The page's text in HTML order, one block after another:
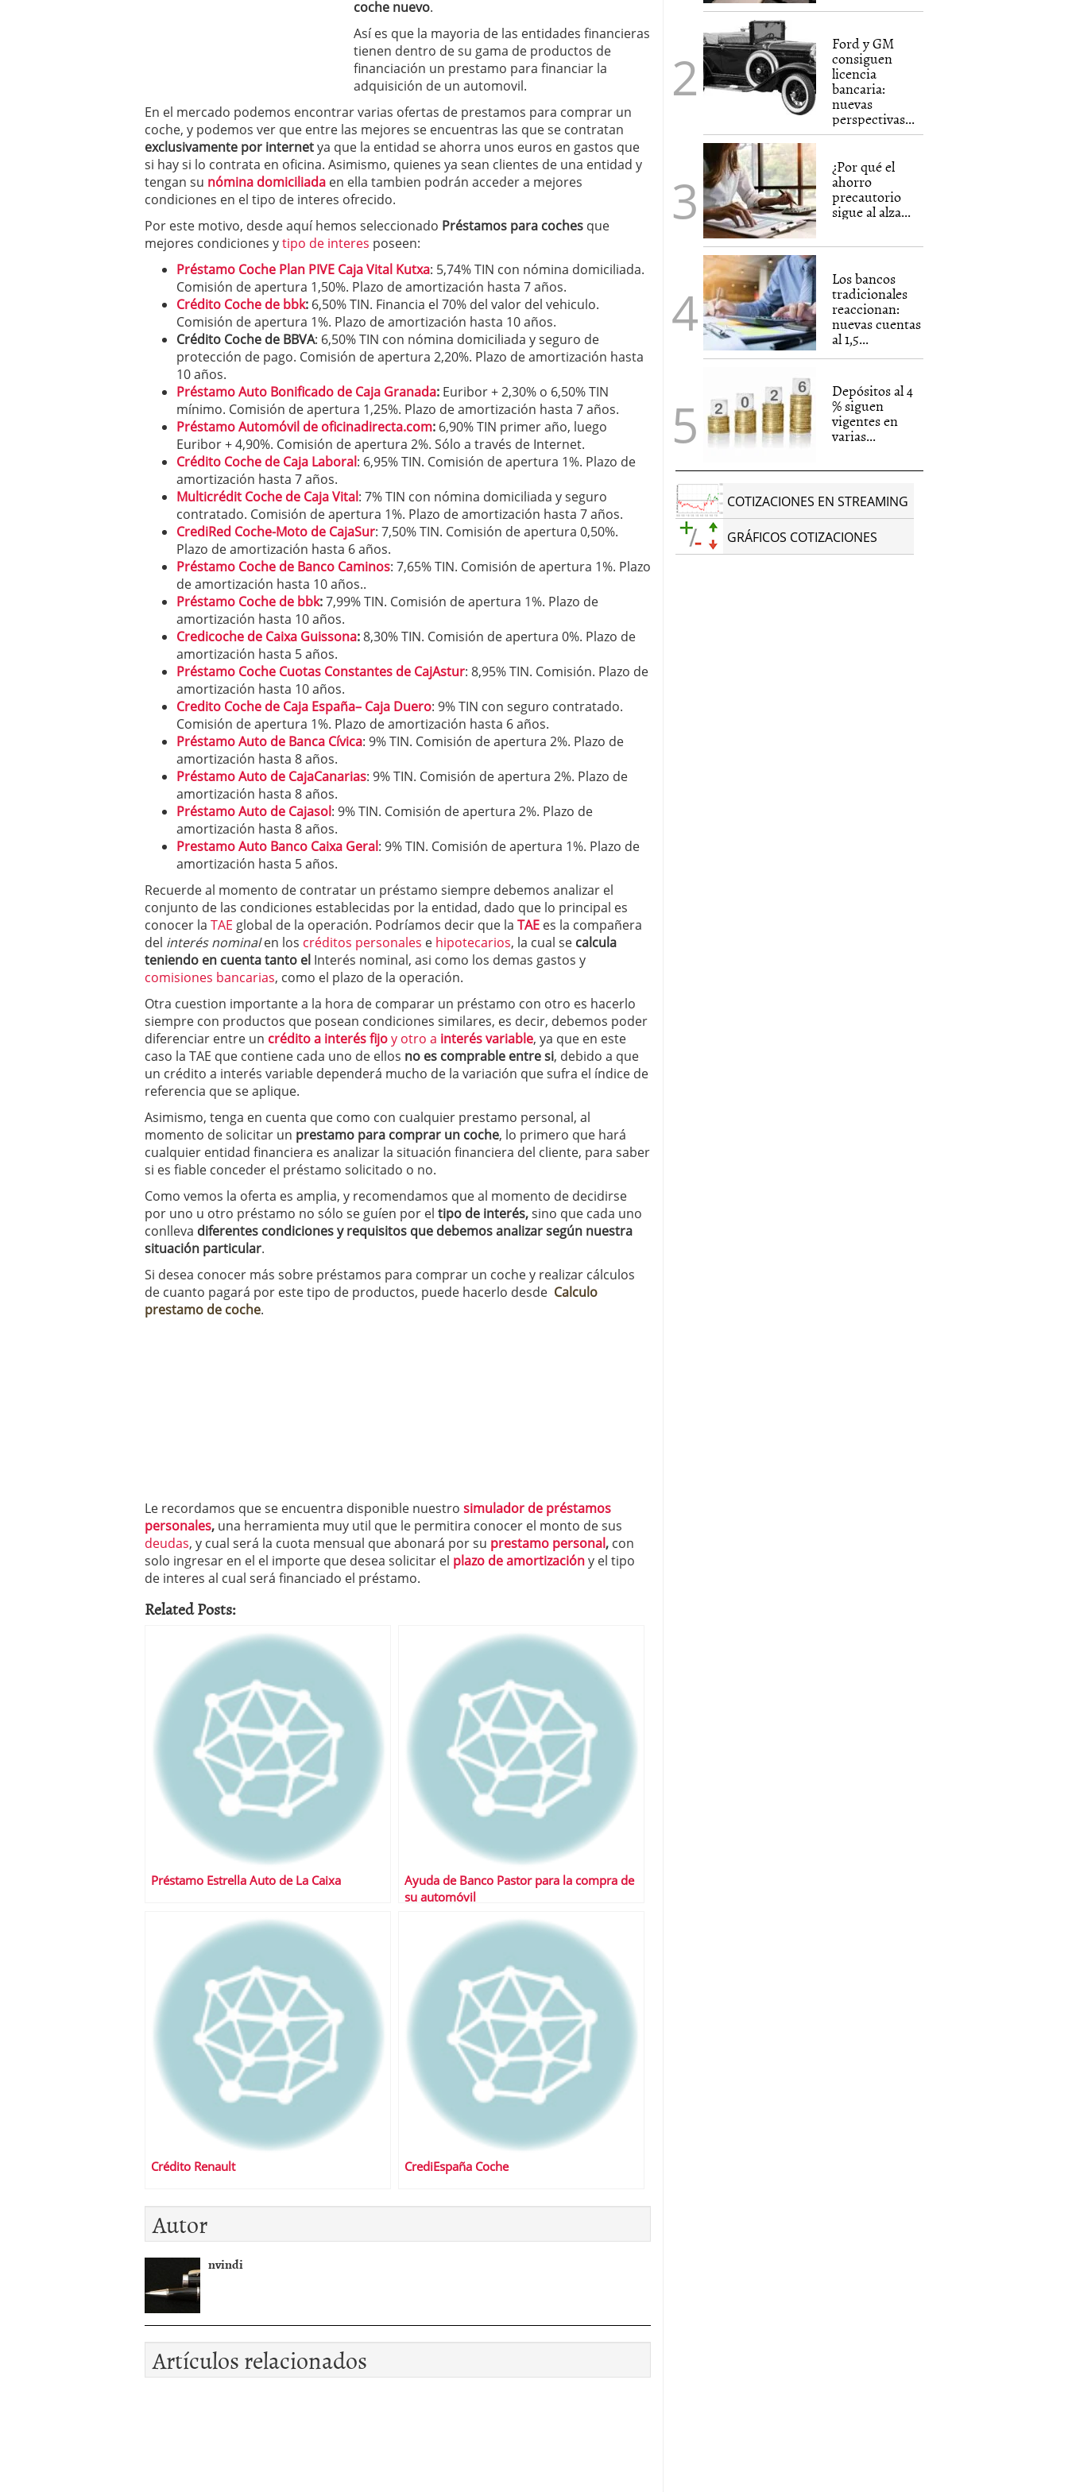
09/01/2026
coche nuevo.
Así es que la mayoria de las entidades financieras
tienen dentro de su gama de productos de
financiación un prestamo para financiar la
adquisición de un automovil.
En el mercado podemos encontrar varias ofertas de prestamos para comprar un
coche, y podemos ver que entre las mejores se encuentras las que se contratan
exclusivamente por internetya que la entidad se ahorra unos euros en gastos que
si hay si lo contrata en oficina. Asimismo, quienes ya sean clientes de una entidad y
tengan su nómina domiciliada en ella tambien podrán acceder a mejores
condiciones en el tipo de interes ofrecido.
Por este motivo, desde aquí hemos seleccionado Préstamos para coches que
mejores condiciones ytipo de interes poseen:
Préstamo Coche Plan PIVE Caja Vital Kutxa: 5,74% TIN con nómina domiciliada.
Comisión de apertura 1,50%. Plazo de amortización hasta 7 años.
Crédito Coche de bbk: 6,50% TIN. Financia el 70% del valor del vehiculo.
Comisión de apertura 1%. Plazo de amortización hasta 10 años.
Crédito Coche de BBVA: 6,50% TIN con nómina domiciliada y seguro de
protección de pago. Comisión de apertura 2,20%. Plazo de amortización hasta
10 años.
Préstamo Auto Bonificado de Caja Granada: Euribor + 2,30% o 6,50% TIN
mínimo. Comisión de apertura 1,25%. Plazo de amortización hasta 7 años.
Préstamo Automóvil de oficinadirecta.com: 6,90% TIN primer año, luego
Euribor + 4,90%. Comisión de apertura 2%. Sólo a través de Internet.
Crédito Coche de Caja Laboral: 6,95% TIN. Comisión de apertura 1%. Plazo de
amortización hasta 7 años.
Multicrédit Coche de Caja Vital: 7% TIN con nómina domiciliada y seguro
contratado. Comisión de apertura 1%. Plazo de amortización hasta 7 años.
CrediRed Coche-Moto de CajaSur: 7,50% TIN. Comisión de apertura 0,50%.
Plazo de amortización hasta 6 años.
Préstamo Coche de Banco Caminos: 7,65% TIN. Comisión de apertura 1%. Plazo
de amortización hasta 10 años..
Préstamo Coche de bbk:7,99% TIN. Comisión de apertura 1%. Plazo de
amortización hasta 10 años.
Credicoche de Caixa Guissona:8,30% TIN. Comisión de apertura 0%. Plazo de
amortización hasta 5 años.
Préstamo Coche Cuotas Constantes de CajAstur: 8,95% TIN. Comisión. Plazo de
amortización hasta 10 años.
Credito Coche de Caja España– Caja Duero: 9% TIN con seguro contratado.
Comisión de apertura 1%. Plazo de amortización hasta 6 años.
Préstamo Auto de Banca Cívica: 9% TIN. Comisión de apertura 2%. Plazo de
amortización hasta 8 años.
Préstamo Auto de CajaCanarias: 9% TIN. Comisión de apertura 2%. Plazo de
amortización hasta 8 años.
Préstamo Auto de Cajasol: 9% TIN. Comisión de apertura 2%. Plazo de
amortización hasta 8 años.
Prestamo Auto Banco Caixa Geral: 9% TIN. Comisión de apertura 1%. Plazo de
amortización hasta 5 años.
Recuerde al momento de contratar un préstamo siempre debemos analizar el
conjunto de las condiciones establecidas por la entidad, dado que lo principal es
conocer la TAE global de la operación. Podríamos decir que la TAE es la compañera
del interés nominalen los créditos personales e hipotecarios, la cual se calcula
teniendo en cuenta tanto el Interés nominal, asi como los demas gastos y
comisiones bancarias, como el plazo de la operación.
Otra cuestion importante a la hora de comparar un préstamo con otro es hacerlo
siempre con productos que posean condiciones similares, es decir, debemos poder
diferenciar entre un crédito a interés fijoy otro a interés variable, ya que en este
caso la TAE que contiene cada uno de ellos no es comprable entre si, debido a que
un crédito a interés variable dependerá mucho de la variación que sufra el índice de
referencia que se aplique.
Asimismo, tenga en cuenta que como con cualquier prestamo personal, al
momento de solicitar un prestamo para comprar un coche, lo primero que hará
cualquier entidad financiera es analizar la situación financiera del cliente, para saber
si es fiable conceder el préstamo solicitado o no.
Como vemos la oferta es amplia, y recomendamos que al momento de decidirse
por uno u otro préstamo no sólo se guíen por el tipo de interés,sino que cada uno
conlleva diferentes condiciones y requisitos que debemos analizar según nuestra
situación particular.
Si desea conocer más sobre préstamos para comprar un coche y realizar cálculos
de cuanto pagará por este tipo de productos, puede hacerlo desde Calculo
prestamo de coche.
Le recordamos que se encuentra disponible nuestro simulador de préstamos
personales, una herramienta muy util que le permitira conocer el monto de sus
deudas, y cual será la cuota mensual que abonará por su prestamo personal, con
solo ingresar en el el importe que desea solicitar el plazo de amortizacióny el tipo
de interes al cual será financiado el préstamo.
Related Posts:
Préstamo Estrella Auto de La Caixa
Ayuda de Banco Pastor para la compra de
su automóvil
Crédito Renault CrediEspaña Coche
Autor
nvindi
Artículos relacionados
Ford y GM
consiguen
licencia
bancaria:
nuevas
perspectivas...
¿Por qué el
ahorro
precautorio
sigue al alza...
Los bancos
tradicionales
reaccionan:
nuevas cuentas
al 1,5...
Depósitos al 4
% siguen
vigentes en
varias...
COTIZACIONES EN STREAMING
GRÁFICOS COTIZACIONES